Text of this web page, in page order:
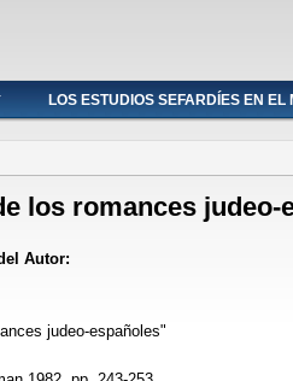
LOS ESTUDIOS SEFARDÍES EN EL
aquí
los romances judeo-
Autor:
judeo-españoles"